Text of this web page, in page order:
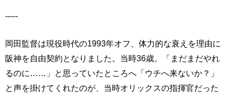
-----
岡田監督は現役時代の1993年オフ、体力的な衰えを理由に
阪神を自由契約となりました。当時36歳。「まだまだやれ
るのに……」と思っていたところへ「ウチへ来ないか？」
と声を掛けてくれたのが、当時オリックスの指揮官だった